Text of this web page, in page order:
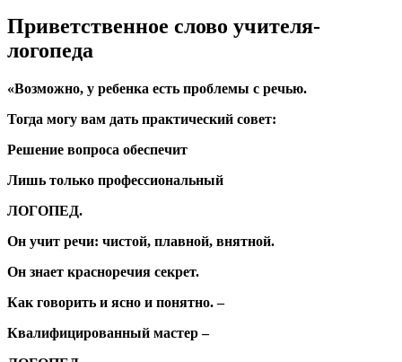
Приветственное слово учителя-
логопеда
«Возможно, у ребенка есть проблемы с речью.
Тогда могу вам дать практический совет:
Решение вопроса обеспечит
Лишь только профессиональный
ЛОГОПЕД.
Он учит речи: чистой, плавной, внятной.
Он знает красноречия секрет.
Как говорить и ясно и понятно. –
Квалифицированный мастер–